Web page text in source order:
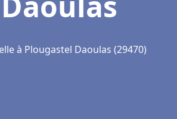
à Plougastel Daoulas (29470)